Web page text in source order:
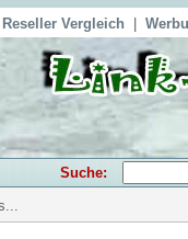
Reseller Vergleich
Suche: